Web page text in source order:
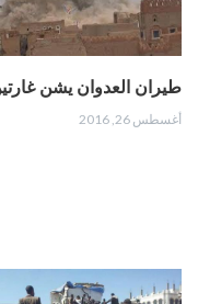
طيران العدوان يشن
أغسطس 26, 2016